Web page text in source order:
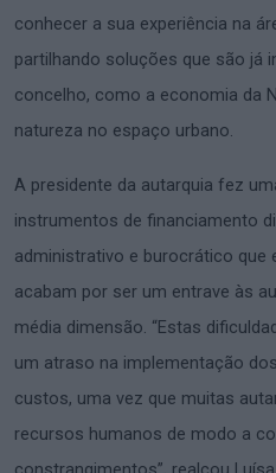
conhecer a sua experiência na
partilhando soluções que são já
concelho, como a economia da
natureza no espaço urbano.
A presidente da autarquia fez
instrumentos de financiamento
administrativo e burocrático que
acabam por ser um entrave às
média dimensão. “Estas
um atraso na implementação
custos, uma vez que muitas
recursos humanos de modo a